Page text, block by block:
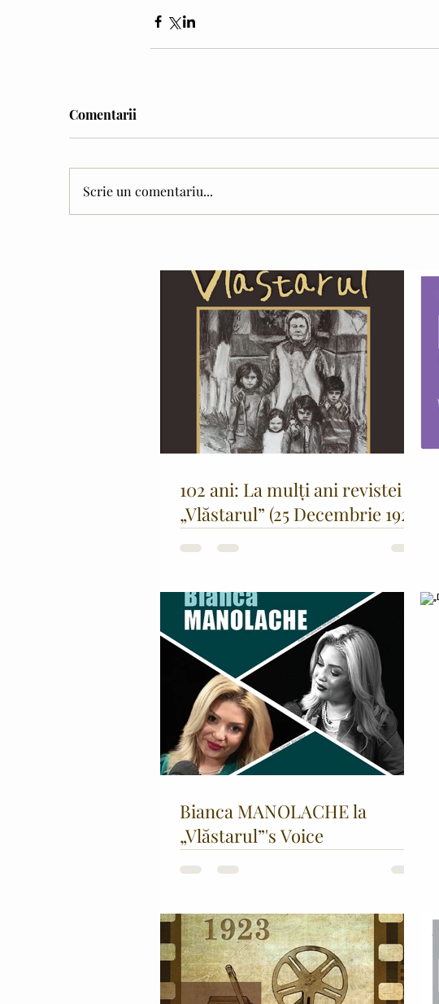
Our Recent Posts
Comentarii
Scrie un comentariu...
102 ani: La mulți ani revistei
„Vlăstarul” (25 Decembrie 1923
- 25 Decembrie 2025)
Bianca MANOLACHE la
„Vlăstarul”'s Voice